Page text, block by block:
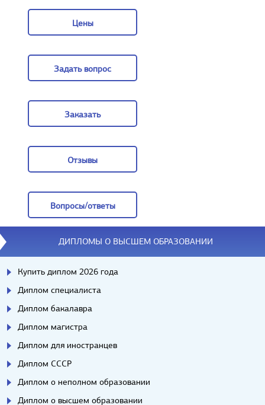
Цены
Задать вопрос
Заказать
Отзывы
Вопросы/ответы
Вопросы/ответы
ДИПЛОМЫ О ВЫСШЕМ ОБРАЗОВАНИИ
Купить диплом 2026 года
Диплом специалиста
Диплом бакалавра
Диплом магистра
Диплом для иностранцев
Диплом СССР
Диплом о неполном образовании
Диплом о высшем образовании